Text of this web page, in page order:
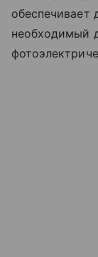
обеспечивает
необходимый